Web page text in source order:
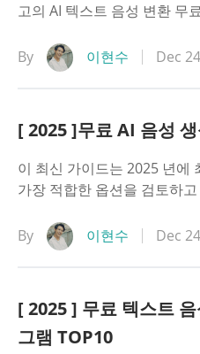
고의 AI 텍스트 음성 변환 무
By 이현수 Dec
[ 2025 ]무료 AI 음성
이 최신 가이드는 2025 년에 최고의 무료 AI 음성 생성기의
가장 적합한 옵션을 검토하
By 이현수 Dec
[ 2025 ] 무료 텍스트
그램 TOP10